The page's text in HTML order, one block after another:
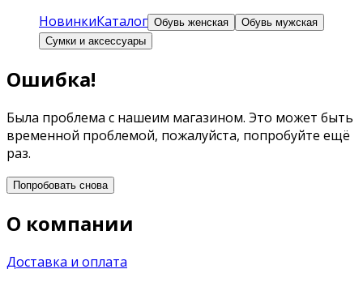
НовинкиКаталог Обувь женская
Обувь мужская
Сумки и аксессуары
Ошибка!
Была проблема с нашеим магазином. Это может быть
временной проблемой, пожалуйста, попробуйте ещё
раз.
Попробовать снова
О компании
Доставка и оплата